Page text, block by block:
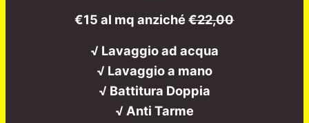
€15 al mq anziché€22,00
√ Lavaggio ad acqua
√ Lavaggio a mano
√ Battitura Doppia
√ Anti Tarme